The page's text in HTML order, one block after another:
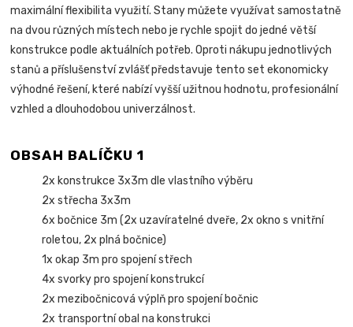
maximální flexibilita využití. Stany můžete využívat samostatně
na dvou různých místech nebo je rychle spojit do jedné větší
konstrukce podle aktuálních potřeb. Oproti nákupu jednotlivých
stanů a příslušenství zvlášť představuje tento set ekonomicky
výhodné řešení, které nabízí vyšší užitnou hodnotu, profesionální
vzhled a dlouhodobou univerzálnost.
OBSAH BALÍČKU 1
2x konstrukce 3x3m dle vlastního výběru
2x střecha 3x3m
6x bočnice 3m (2x uzavíratelné dveře, 2x okno s vnitřní
roletou, 2x plná bočnice)
1x okap 3m pro spojení střech
4x svorky pro spojení konstrukcí
2x mezibočnicová výplň pro spojení bočnic
2x transportní obal na konstrukci